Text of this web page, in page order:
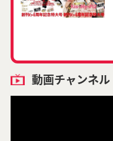
動画チャンネル